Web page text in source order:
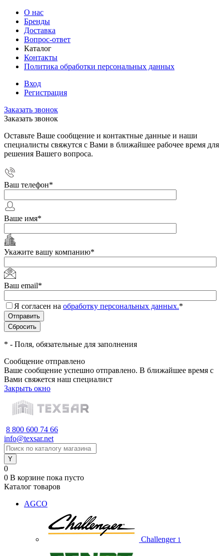
О нас
Бренды
Доставка
Вопрос-ответ
Каталог
Контакты
Политика обработки персональных данных
Вход
Регистрация
Заказать звонок
Заказать звонок
Оставьте Ваше сообщение и контактные данные и наши
специалисты свяжутся с Вами в ближайшее рабочее время для
решения Вашего вопроса.
Ваш телефон*
Ваше имя*
Укажите вашу компанию*
Ваш email*
Я согласен на обработку персональных данных.*
* - Поля, обязательные для заполнения
Сообщение отправлено
Ваше сообщение успешно отправлено. В ближайшее время с
Вами свяжется наш специалист
Закрыть окно
8 800 600 74 66
info@texsar.net
0
0 В корзине пока пусто
Каталог товаров
AGCO
Challenger 1